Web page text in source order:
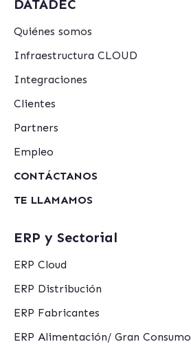
DATADEC
Quiénes somos
Infraestructura CLOUD
Integraciones
Clientes
Partners
Empleo
CONTÁCTANOS
TE LLAMAMOS
ERP y Sectorial
ERP Cloud
ERP Distribución
ERP Fabricantes
ERP Alimentación/ Gran Consumo